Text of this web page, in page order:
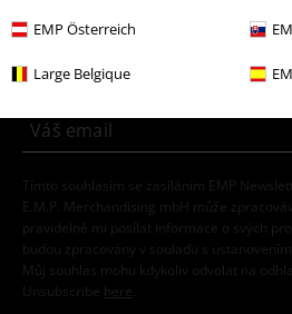
EMP Österreich
Large Belgique
E-Mail Newsletter
Získejte 20% slevový poukaz, když se
teď!
Tímto souhlasím se zasíláním EMP
E.M.P. Merchandising mbH může
pravidelně mi posílat informace o svých
budou zpracovány v souladu s
Můj souhlas mohu kdykoliv odvolat na
Unsubscribe here